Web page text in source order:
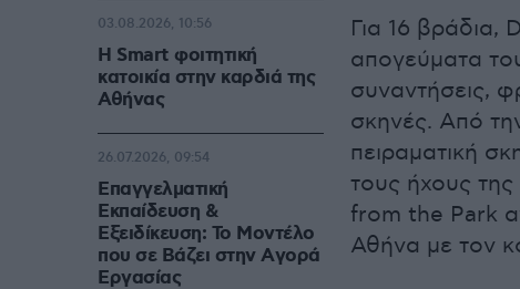
Για 16 βράδια,
απογεύματα
συναντήσεις,
σκηνές. Από
πειραματική
τους ήχους
from the Park
Αθήνα με τον
Η Smart φοιτητική
κατοικία στην καρδιά της
Αθήνας
03.08.2026, 10:56
Επαγγελματική
Εκπαίδευση &
Εξειδίκευση: Το Mοντέλο
που σε Bάζει στην Aγορά
Eργασίας
26.07.2026, 09:54